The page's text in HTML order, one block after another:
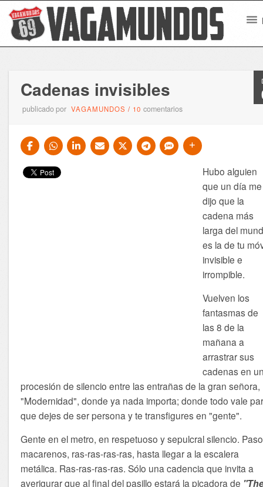
Cadenas invisibles
publicado por VAGAMUNDOS / 10comentarios
Hubo alguien
que un día me
dijo que la
cadena más
larga del
es la de tu
invisible e
irrompible.
Vuelven los
fantasmas de
las 8 de la
mañana a
arrastrar sus
cadenas en
procesión de silencio entre las entrañas de la gran señora,
"Modernidad", donde ya nada importa; donde todo vale
que dejes de ser persona y te transfigures en "gente".
Gente en el metro, en respetuoso y sepulcral silencio.
macarenos, ras-ras-ras-ras, hasta llegar a la escalera
metálica. Ras-ras-ras-ras. Sólo una cadencia que invita a
averigurar que al final del pasillo estará la picadora de